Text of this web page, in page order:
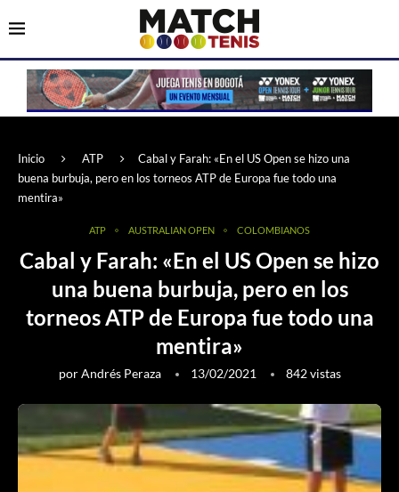
Inicio ATP
Cabal y Farah: «En el US Open se hizo una
buena burbuja, pero en los torneos ATP de Europa fue todo una
mentira»
ATP AUSTRALIAN OPEN COLOMBIANOS
Cabal y Farah: «En el US Open se hizo
una buena burbuja, pero en los
torneos ATP de Europa fue todo una
mentira»
porAndrés Peraza 13/02/2021 842vistas